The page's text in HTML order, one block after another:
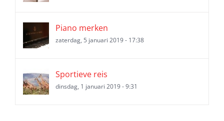
Piano merken
zaterdag, 5 januari 2019 - 17:38
Sportieve reis
dinsdag, 1 januari 2019 - 9:31